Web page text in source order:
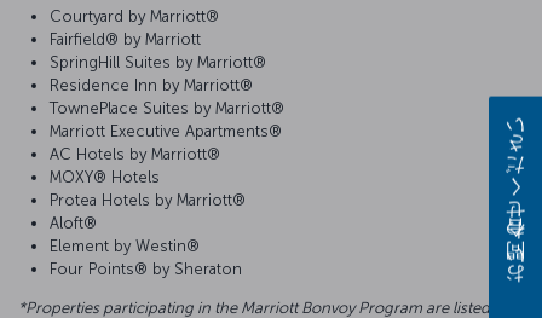
Courtyard by Marriott®
Fairfield® by Marriott
SpringHill Suites by Marriott®
Residence Inn by Marriott®
TownePlace Suites by Marriott®
Marriott Executive Apartments®
AC Hotels by Marriott®
MOXY® Hotels
Protea Hotels by Marriott®
Aloft®
Element by Westin®
Four Points® by Sheraton
*Properties participating in the Marriott Bonvoy Program are listed
お問い合わせください